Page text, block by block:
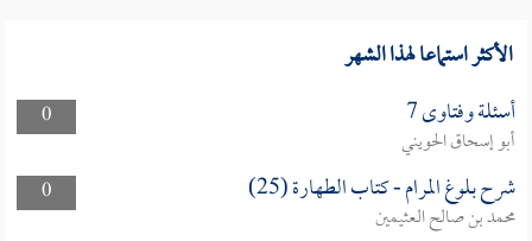
الأكثر استماعا لهذا الشهر
0 أسئلة وفتاوى 7
أبو إسحاق الحويني
0
شرح بلوغ المرام - كتاب الطهارة (25)
محمد بن صالح العثيمين